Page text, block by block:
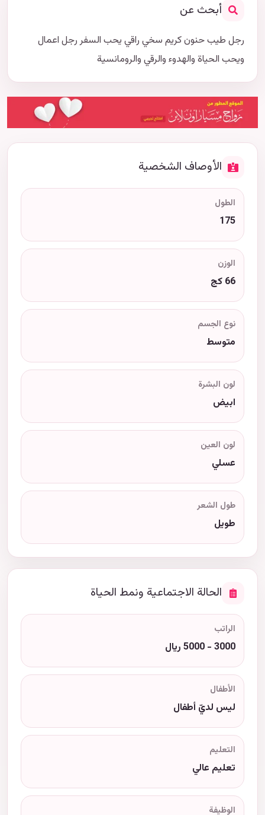
أبحث عن
رجل طيب حنون كريم سخي راقي يحب السفر رجل اعمال
ويحب الحياة والهدوء والرقي والرومانسية
الأوصاف الشخصية
الطول
175
الوزن
66 كج
نوع الجسم
متوسط
لون البشرة
ابيض
لون العين
عسلي
طول الشعر
طويل
الحالة الاجتماعية ونمط الحياة
الراتب
3000 - 5000 ريال
الأطفال
ليس لديّ أطفال
التعليم
تعليم عالي
الوظيفة